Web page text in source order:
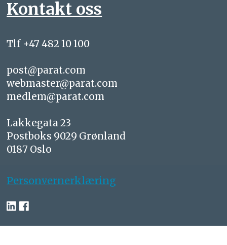
Kontakt oss
Tlf +47 482 10 100
post@parat.com
webmaster@parat.com
medlem@parat.com
Lakkegata 23
Postboks 9029 Grønland
0187 Oslo
Personvernerklæring